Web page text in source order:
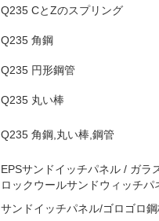
Q235 CとZのスプリング
Q235 角鋼
Q235 円形鋼管
Q235 丸い棒
Q235 角鋼,丸い棒,鋼管
EPSサンドイッチパネル / ガラ
ロックウールサンドウィッチ
サンドイッチパネル/ゴロゴロ鋼